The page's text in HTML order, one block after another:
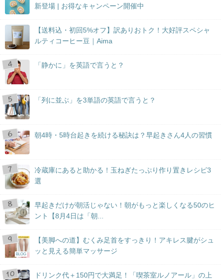
新登場 | お得なキャンペーン開催中
【送料込・初回5%オフ】訳ありおトク！大好評スペシャ
ルティコーヒー豆｜Aima
「静かに」を英語で言うと？
「列に並ぶ」を3単語の英語で言うと？
朝4時・5時台起きを続ける秘訣は？早起きさん4人の習慣
冷蔵庫にあると助かる！玉ねぎたっぷり作り置きレシピ3
選
早起きだけが朝活じゃない！朝がもっと楽しくなる50のヒ
ント【8月4日は「朝...
BLOG
【美脚への道】むくみ足首をすっきり！アキレス腱がシュ
ッと見える簡単マッサージ
ドリンク代＋150円で大満足！「喫茶室ルノアール」の上